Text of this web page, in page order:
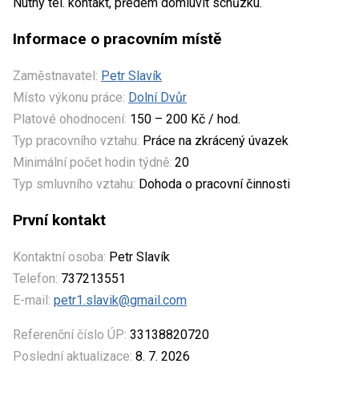
Informace o pracovním místě
Zaměstnavatel: Petr Slavík
Místo výkonu práce: Dolní Dvůr
Platové ohodnocení: 150 – 200 Kč / hod.
Typ pracovního vztahu: Práce na zkrácený úvazek
Minimální počet hodin týdně: 20
Typ smluvního vztahu: Dohoda o pracovní činnosti
První kontakt
Kontaktní osoba: Petr Slavík
Telefon: 737213551
E-mail: petr1.slavik@gmail.com
Referenční číslo ÚP: 33138820720
Poslední aktualizace: 8. 7. 2026